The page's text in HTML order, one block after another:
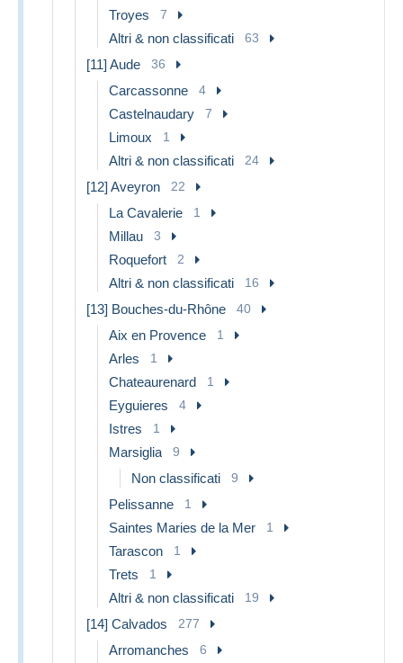
Troyes 7
Altri & non classificati 63
[11] Aude 36
Carcassonne 4
Castelnaudary 7
Limoux 1
Altri & non classificati 24
[12] Aveyron 22
La Cavalerie 1
Millau 3
Roquefort 2
Altri & non classificati 16
[13] Bouches-du-Rhône 40
Aix en Provence 1
Arles 1
Chateaurenard 1
Eyguieres 4
Istres 1
Marsiglia 9
Non classificati 9
Pelissanne 1
Saintes Maries de la Mer 1
Tarascon 1
Trets 1
Altri & non classificati 19
[14] Calvados 277
Arromanches 6